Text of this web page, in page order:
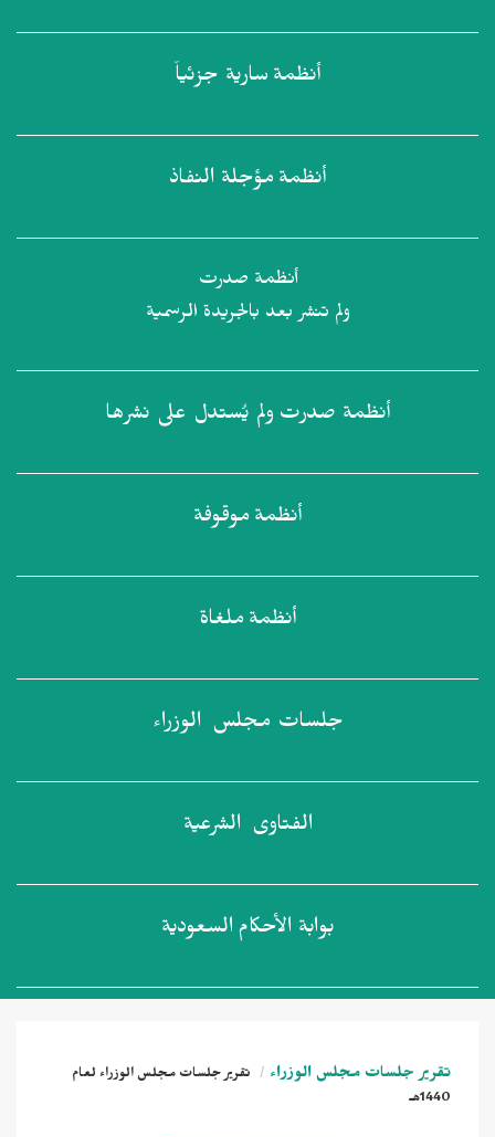
أنظمة سارية جزئياً
أنظمة مؤجلة النفاذ
أنظمة صدرت
ولم تنشر بعد بالجريدة الرسمية
أنظمة صدرت ولم يُستدل على نشرها
أنظمة موقوفة
أنظمة ملغاة
جلسات مجلس الوزراء
الفتاوى الشرعية
بوابة الأحكام السعودية
تقرير جلسات مجلس الوزراء
تقرير جلسات مجلس الوزراء لعام
1440هـ